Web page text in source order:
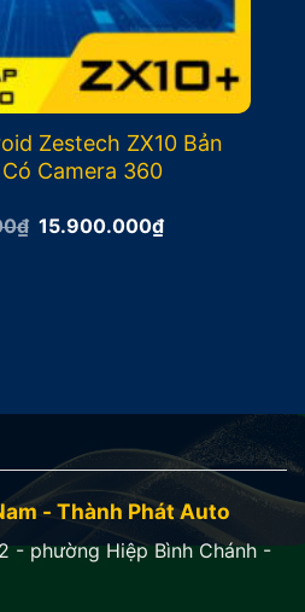
Zestech ZX10 Bản
Camera 360
₫ Giá
15.900.000₫Giá
- Thành Phát Auto
- phường Hiệp Bình Chánh -